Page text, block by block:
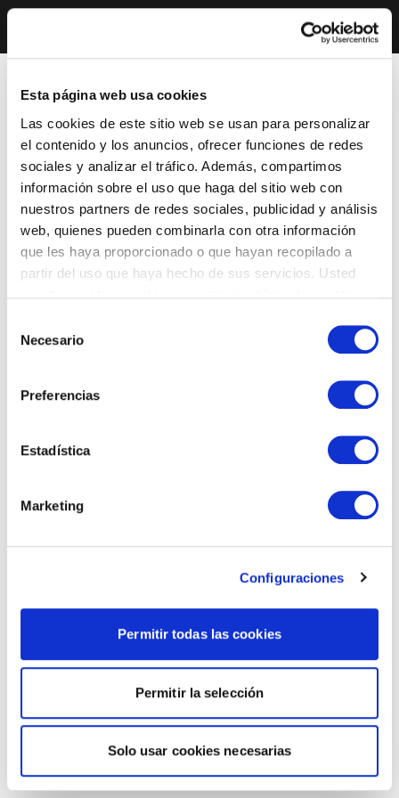
Esta página web usa cookies
Las cookies de este sitio web se usan para personalizar
el contenido y los anuncios, ofrecer funciones de redes
sociales y analizar el tráfico. Además, compartimos
información sobre el uso que haga del sitio web con
nuestros partners de redes sociales, publicidad y análisis
web, quienes pueden combinarla con otra información
que les haya proporcionado o que hayan recopilado a
partir del uso que haya hecho de sus servicios. Usted
Necesario
Preferencias
Estadística
Marketing
Configuraciones
Permitir todas las cookies
Permitir la selección
Solo usar cookies necesarias